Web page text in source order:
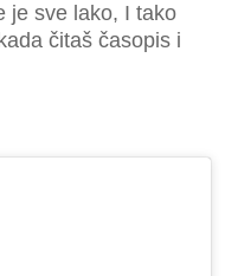
je sve lako, I tako
čitaš časopis i